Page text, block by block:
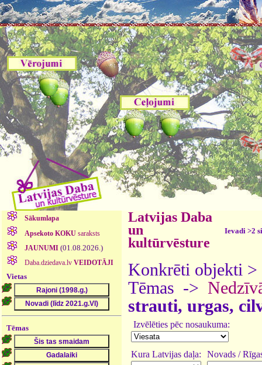
Sākumlapa
Apsekoto KOKUsaraksts
JAUNUMI (01.08.2026.)
Daba.dziedava.lv VEIDOTĀJI
Vietas
Tēmas
Latvijas Daba
un
kultūrvēsture
Ievadi >2
Konkrēti objekti >
Tēmas ->
strauti, urgas,
Izvēlēties pēc nosaukuma:
Kura Latvijas daļa: Novads /